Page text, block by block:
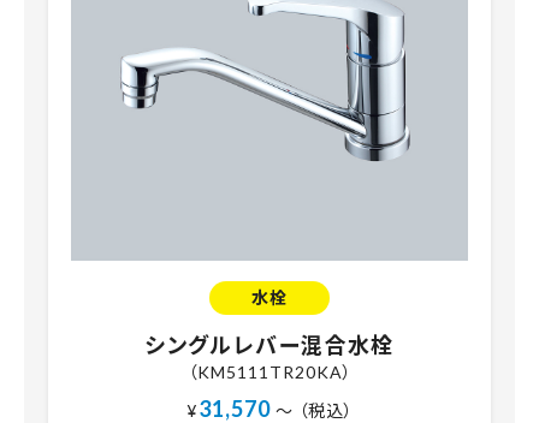
水栓
シングルレバー混合水栓
（KM5111TR20KA）
¥31,570～ （税込）